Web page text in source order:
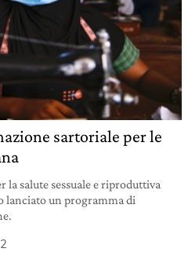
sartoriale per le
la salute sessuale e riproduttiva
lanciato un programma di